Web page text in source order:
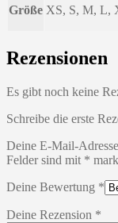
Größe XS, S, M, L,
Rezensionen
Es gibt noch keine
Schreibe die erste
Deine E-Mail-
Felder sind mit *
Deine Bewertung *
Deine Rezension *